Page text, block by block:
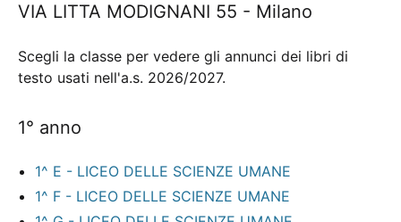
VIA LITTA MODIGNANI 55 - Milano
Scegli la classe per vedere gli annunci dei libri di
testo usati nell'a.s. 2026/2027.
1° anno
1^ E - LICEO DELLE SCIENZE UMANE
1^ F - LICEO DELLE SCIENZE UMANE